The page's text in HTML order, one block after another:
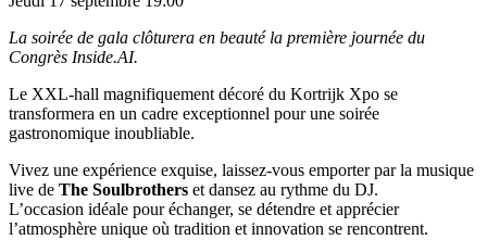
La soirée de gala clôturera en beauté la première journée du
Congrès Inside.AI.
Le XXL-hall magnifiquement décoré du Kortrijk Xpo se
transformera en un cadre exceptionnel pour une soirée
gastronomique inoubliable.
Vivez une expérience exquise, laissez-vous emporter par la musique
live de The Soulbrothers et dansez au rythme du DJ.
L’occasion idéale pour échanger, se détendre et apprécier
l’atmosphère unique où tradition et innovation se rencontrent.